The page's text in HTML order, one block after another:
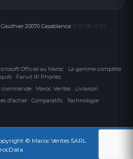
20070 Casablanca05 22 88 51 00
Officiel au Maroc · La gamme complète
· Fanvil IP Phones
commande· Maroc Ventes· Livraison
d'achat · Comparatifs · Technologie
© Maroc Ventes SARL